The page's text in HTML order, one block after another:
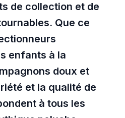
de collection et de
Que ce
enfants à la
doux et
et la qualité de
à tous les